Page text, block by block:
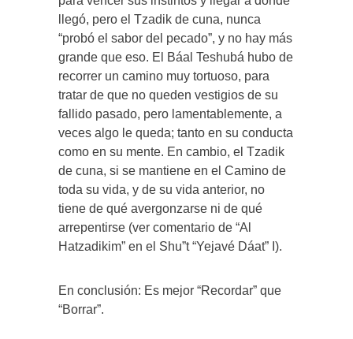
llegó, pero el Tzadik de cuna, nunca
“probó el sabor del pecado”, y no hay más
grande que eso. El Báal Teshubá hubo de
recorrer un camino muy tortuoso, para
tratar de que no queden vestigios de su
fallido pasado, pero lamentablemente, a
veces algo le queda; tanto en su conducta
como en su mente. En cambio, el Tzadik
de cuna, si se mantiene en el Camino de
toda su vida, y de su vida anterior, no
tiene de qué avergonzarse ni de qué
arrepentirse (ver comentario de “Al
Hatzadikim” en el Shu”t “Yejavé Dáat” I).
En conclusión: Es mejor “Recordar” que
“Borrar”.